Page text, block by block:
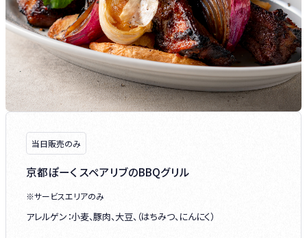
当日販売のみ
京都ぽーく スペアリブのBBQグリル
※サービスエリアのみ
アレルゲン：小麦、豚肉、大豆、（はちみつ、にんにく）